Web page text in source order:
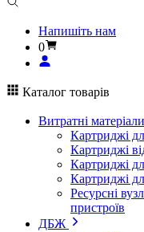
Напишіть нам
0
Каталог товарів
Витратні матеріали
Картриджі
Картриджі
Картриджі
Картриджі
Ресурсні
пристроїв
ДБЖ